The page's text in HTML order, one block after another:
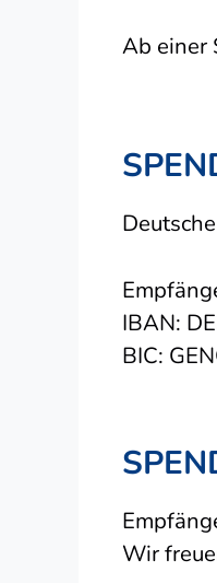
Ab einer
IBAN:
BIC:
Wir